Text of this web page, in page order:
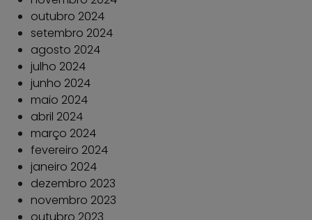
outubro 2024
setembro 2024
agosto 2024
julho 2024
junho 2024
maio 2024
abril 2024
março 2024
fevereiro 2024
janeiro 2024
dezembro 2023
novembro 2023
outubro 2023